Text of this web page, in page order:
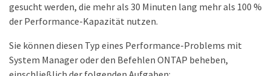
gesucht werden, die mehr als 30 Minuten lang mehr als 100 %
der Performance-Kapazität nutzen.
Sie können diesen Typ eines Performance-Problems mit
System Manager oder den Befehlen ONTAP beheben,